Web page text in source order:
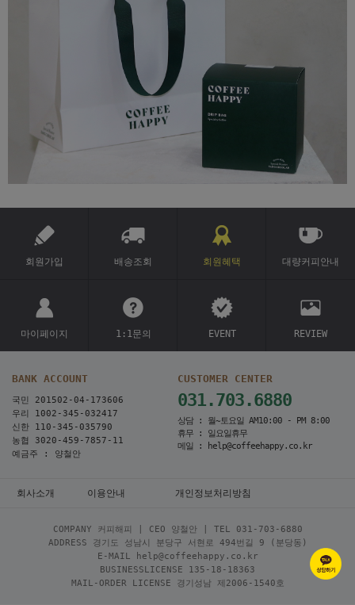
회원가입 배송조회 회원혜택 대량커피안내
마이페이지 1:1문의 EVENT REVIEW
BANK ACCOUNT
국민 201502-04-173606
우리 1002-345-032417
신한 110-345-035790
농협 3020-459-7857-11
예금주 : 양철안
CUSTOMER CENTER
031.703.6880
상담 : 월~토요일 AM10:00 - PM 8:00
휴무 : 일요일휴무
메일 : help@coffeehappy.co.kr
회사소개 이용안내 개인정보처리방침
COMPANY 커피해피 | CEO 양철안 | TEL
031-703-6880
ADDRESS 경기도 성남시 분당구 서현로 494번길 9 (분당동)
E-MAIL help@coffeehappy.co.kr
BUSINESSLICENSE 135-18-18363
MAIL-ORDER LICENSE 경기성남 제2006-1540호